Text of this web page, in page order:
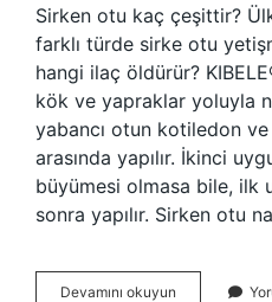
Sirken otu kaç çeşittir?
farklı türde sirke otu
hangi ilaç öldürür?
kök ve yapraklar yoluyla
yabancı otun kotiledon
arasında yapılır. İkinci
büyümesi olmasa bile, ilk
sonra yapılır. Sirken otu
Devamını okuyun